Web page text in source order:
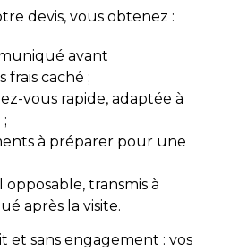
devis, vous obtenez :
avant
frais caché ;
vous rapide, adaptée à
à préparer pour une
transmis à
après la visite.
et sans engagement : vos